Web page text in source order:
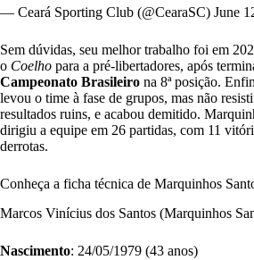
— Ceará Sporting Club (@CearaSC) June
Sem dúvidas, seu melhor trabalho foi em
o Coelho para a pré-libertadores, após
Campeonato Brasileiro na 8ª posição.
levou o time à fase de grupos, mas não
resultados ruins, e acabou demitido.
dirigiu a equipe em 26 partidas, com 11
derrotas.
Conheça a ficha técnica de Marquinhos
Marcos Vinícius dos Santos (Marquinhos
Nascimento: 24/05/1979 (43 anos)